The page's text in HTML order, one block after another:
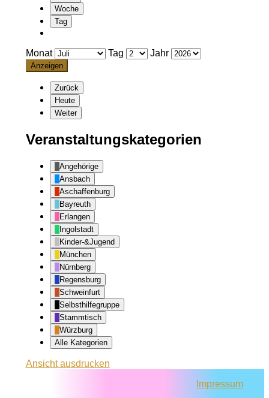
Woche
Tag
Monat Tag Jahr
Zurück
Heute
Weiter
Veranstaltungskategorien
Angehörige
Ansbach
Aschaffenburg
Bayreuth
Erlangen
Ingolstadt
Kinder-&Jugend
München
Nürnberg
Regensburg
Schweinfurt
Selbsthilfegruppe
Stammtisch
Würzburg
Alle Kategorien
Ansichtausdrucken
Impressum